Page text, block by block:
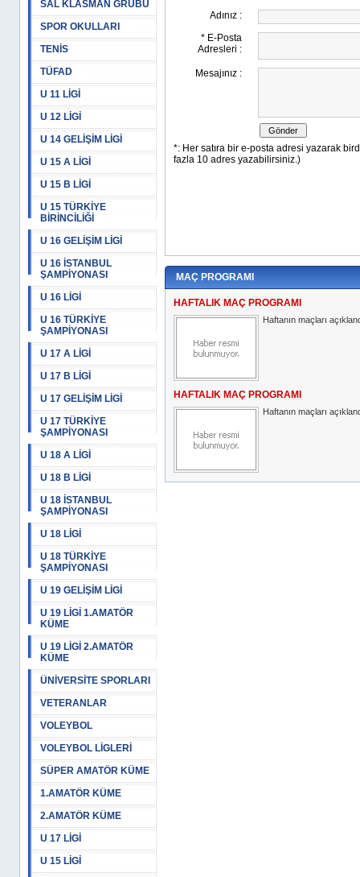
SAL KLASMAN GRUBU
SPOR OKULLARI
TENİS
TÜFAD
U 11 LİGİ
U 12 LİGİ
U 14 GELİŞİM LİGİ
U 15 A LİGİ
U 15 B LİGİ
U 15 TÜRKİYE
BİRİNCİLİĞİ
U 16 GELİŞİM LİGİ
U 16 İSTANBUL
ŞAMPİYONASI
U 16 LİGİ
U 16 TÜRKİYE
ŞAMPİYONASI
U 17 A LİGİ
U 17 B LİGİ
U 17 GELİŞİM LİGİ
U 17 TÜRKİYE
ŞAMPİYONASI
U 18 A LİGİ
U 18 B LİGİ
U 18 İSTANBUL
ŞAMPİYONASI
U 18 LİGİ
U 18 TÜRKİYE
ŞAMPİYONASI
U 19 GELİŞİM LİGİ
U 19 LİGİ 1.AMATÖR
KÜME
U 19 LİGİ 2.AMATÖR
KÜME
ÜNİVERSİTE SPORLARI
VETERANLAR
VOLEYBOL
VOLEYBOL LİGLERİ
SÜPER AMATÖR KÜME
1.AMATÖR KÜME
2.AMATÖR KÜME
U 17 LİGİ
U 15 LİGİ
MAÇ PROGRAMI
HAFTALIK MAÇ PROGRAMI
Haftanın maçları
HAFTALIK MAÇ PROGRAMI
Haftanın maçları